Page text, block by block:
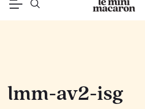
lmm-av2-isg